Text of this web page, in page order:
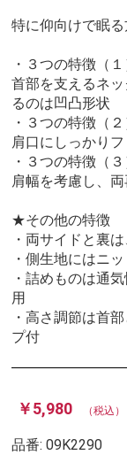
特に仰向けで眠る
・３つの特徴（
首部を支えるネ
るのは凹凸形状
・３つの特徴（
肩口にしっかり
・３つの特徴（
肩幅を考慮し、
★その他の特徴
・両サイドと裏
・側生地にはニ
・詰めものは通
用
・高さ調節は首
プ付
￥5,980 （税込）
品番:09K2290